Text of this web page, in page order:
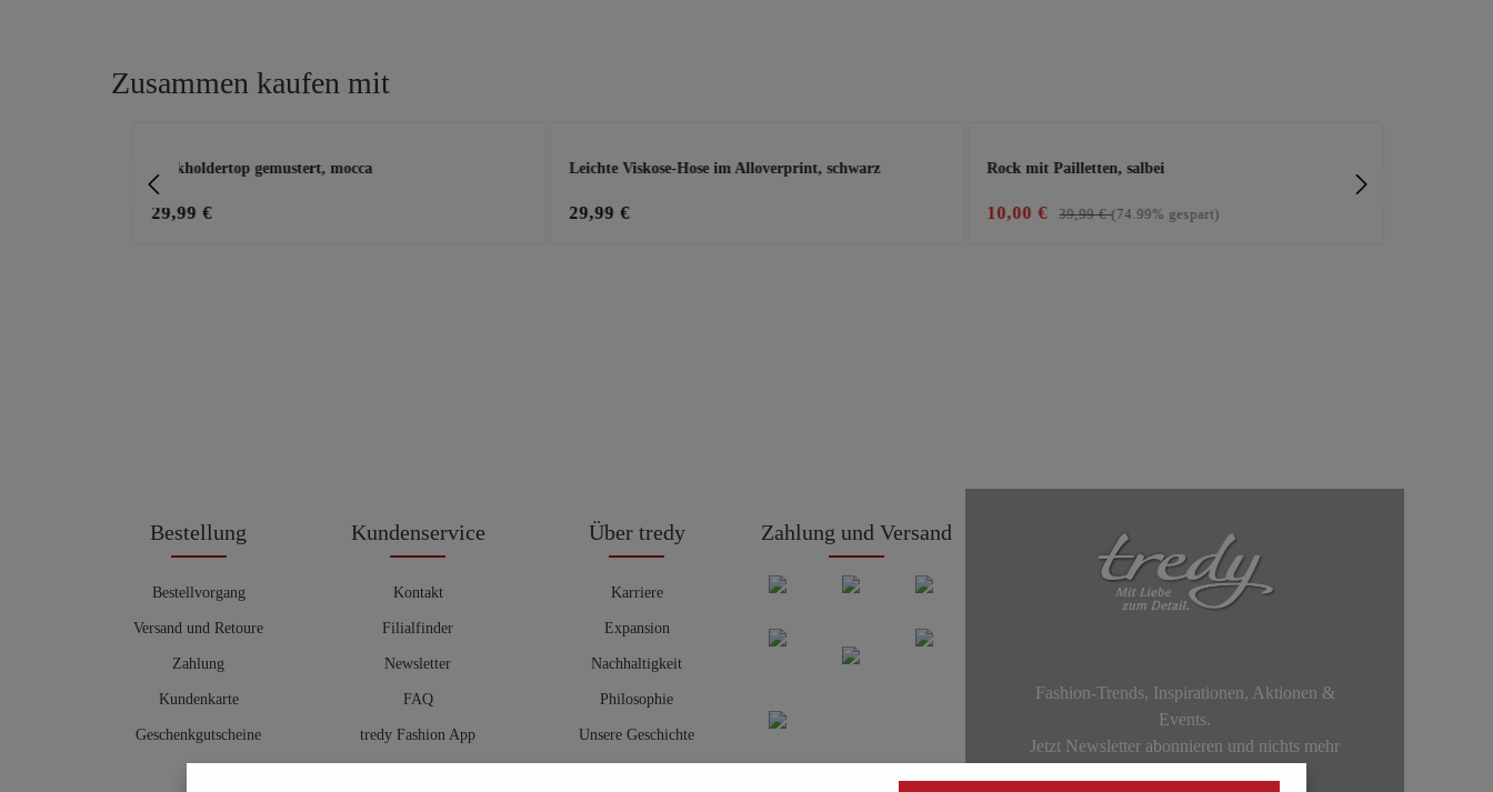
Zusammen kaufen mit
Neckholdertop gemustert, mocca
29,99 €
Leichte Viskose-Hose im Alloverprint, schwarz
29,99 €
Rock mit Pailletten, salbei
10,00 € 39,99 €(74.99% gespart)
Bestellung
Bestellvorgang
Versand und Retoure
Zahlung
Kundenkarte
Geschenkgutscheine
Kundenservice
Kontakt
Filialfinder
Newsletter
FAQ
tredy Fashion App
Über tredy
Karriere
Expansion
Nachhaltigkeit
Philosophie
Unsere Geschichte
Zahlung und Versand
Fashion-Trends, Inspirationen, Aktionen &
Events.
Jetzt Newsletter abonnieren und nichts mehr